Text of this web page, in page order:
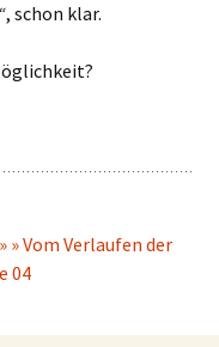
, schon klar.
» Vom Verlaufen der
04